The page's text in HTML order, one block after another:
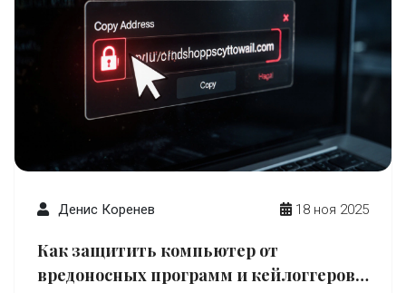
Денис Коренев 18 ноя 2025
Как защитить компьютер от
вредоносных программ и кейлоггеров